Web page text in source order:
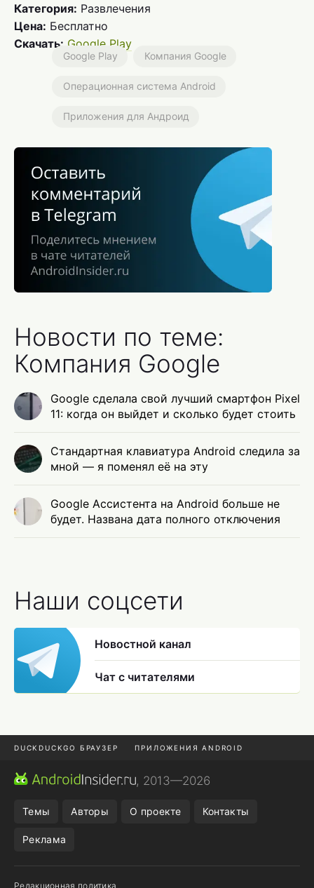
Категория: Развлечения
Цена: Бесплатно
Скачать: Google Play
Google Play Компания Google
Операционная система Android
Приложения для Андроид
Новости по теме:
Компания Google
Google сделала свой лучший смартфон Pixel
11: когда он выйдет и сколько будет стоить
Стандартная клавиатура Android следила за
мной — я поменял её на эту
Google Ассистента на Android больше не
будет. Названа дата полного отключения
Наши соцсети
Новостной канал
Чат с читателями
DUCKDUCKGO БРАУЗЕР ПРИЛОЖЕНИЯ ANDROID
CHROME БРАУЗЕР
, 2013—2026
Темы Авторы О проекте Контакты
Реклама
Редакционная политика